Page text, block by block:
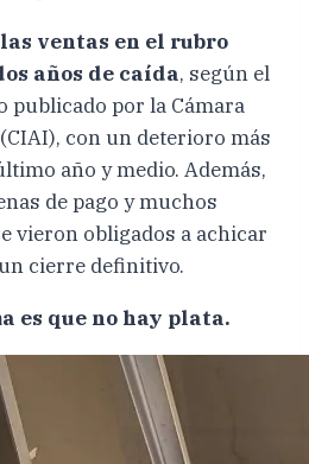
las ventas en el rubro
años de caída, según el
por la Cámara
con un deterioro más
año y medio. Además,
de pago y muchos
vieron obligados a achicar
cierre definitivo.
es que no hay plata.